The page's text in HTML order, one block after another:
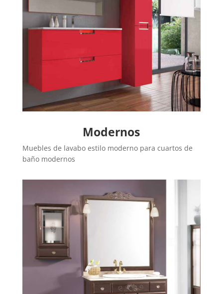
Modernos
Muebles de lavabo estilo moderno para cuartos de
baño modernos